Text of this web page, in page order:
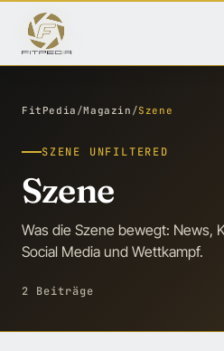
FitPedia /Magazin /Szene
SZENE UNFILTERED
Szene
Was die Szene bewegt: News,
Social Media und Wettkampf.
2 Beiträge